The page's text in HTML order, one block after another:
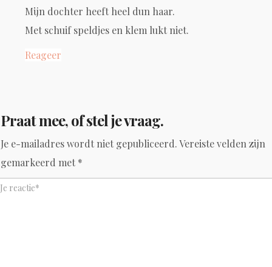
Mijn dochter heeft heel dun haar.
Met schuif speldjes en klem lukt niet.
Reageer
Praat mee, of stel je vraag.
Je e-mailadres wordt niet gepubliceerd.Vereiste velden zijn
gemarkeerd met *